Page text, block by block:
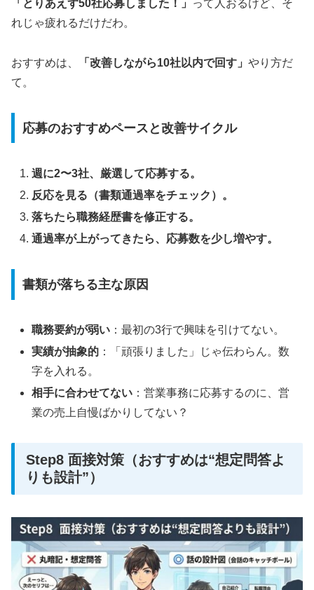
「とりあえず50社応募しました！」
って人おるけど、そ
れじゃ疲れるだけだわ。
おすすめは、 「改善しながら10社以内で回す」 やり方だ
て。
応募のおすすめペースと改善サイクル
週に2〜3社、厳選して応募する。
反応を見る（書類通過率をチェック）。
落ちたら職務経歴書を修正する。
通過率が上がってきたら、応募数を少し増やす。
書類が落ちる主な原因
職務要約が弱い ：最初の3行で興味を引けてない。
実績が抽象的 ：「頑張りました」じゃ伝わらん。数
字を入れる。
相手に合わせてない ：営業事務に応募するのに、営
業の売上自慢ばかりしてない？
Step8 面接対策（おすすめは“想定問答よ
りも設計”）